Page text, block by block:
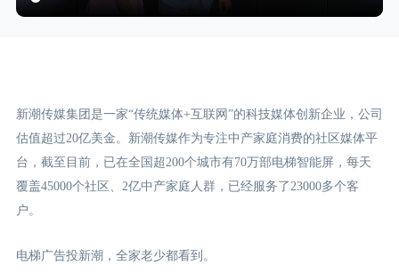
新潮传媒集团是一家“传统媒体+互联网”的科技媒体创新企业，公司
估值超过20亿美金。新潮传媒作为专注中产家庭消费的社区媒体平
台，截至目前，已在全国超200个城市有70万部电梯智能屏，每天
覆盖45000个社区、2亿中产家庭人群，已经服务了23000多个客
户。
电梯广告投新潮，全家老少都看到。